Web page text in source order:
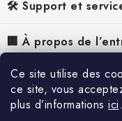
Ce site utilise des
ce site, vous
plus d’informations ici.
d
e
pPolitique de
Politique relative aux
Rétractation
🛠️ Support et
FAQ – Foire aux questions
Manuels pour les
Réclamation
🏢 À propos de
À propos de nous
Pourquoi Hahn & Sohn
📰 Inspiration et
Référence